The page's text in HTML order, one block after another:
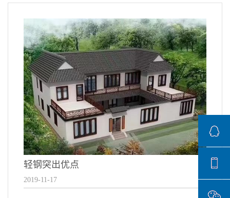
轻钢突出优点
2019-11-17